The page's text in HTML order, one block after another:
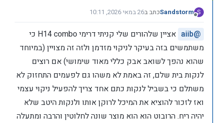
S
מנותק
Sandstormכתב ב26 במאי 2026, 10:11
נערך לאחרונה על ידי
@
aiib
אציין שלהורים שלי קניתי דרימי H14 combo כי
משתמשים בזה בעיקר לניקוי מזדמן ולזה זה מצויין (במיוחד
שהוא נהפך לשואב אבק כללי מאוד שימושי) אם רוצים
לנקות בית שלם, זה באמת לא משהו גם לפעמים התחזוק לא
משתלם כי בשביל לנקות כתם אחד צריך להפעיל ניקוי עצמי
ואז לזכור להוציא את המיכל לרוקן אותו ולנקות היטב שלא
יהיה ריח. הרובוט הוא הוא מוצר שונה לחלוטין והרבה ומתעלה